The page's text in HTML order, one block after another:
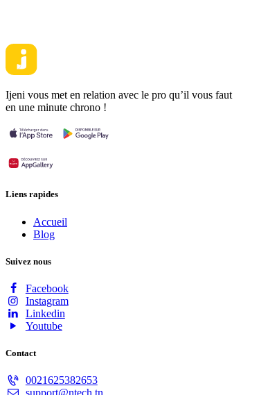
Ijeni vous met en relation avec le pro qu’il vous faut
en une minute chrono !
Liens rapides
Accueil
Blog
Suivez nous
Facebook
Instagram
Linkedin
Youtube
Contact
0021625382653